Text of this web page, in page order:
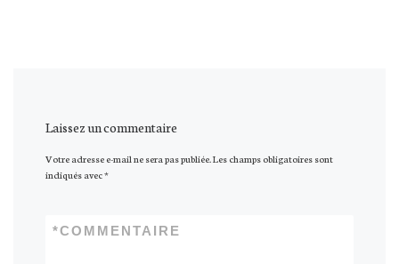
Laissez un commentaire
Votre adresse e-mail ne sera pas publiée.Les champs obligatoires sont
indiqués avec*
COMMENTAIRE
*